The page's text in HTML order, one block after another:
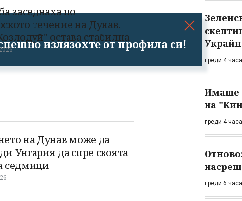
излязохте от профила си!
заседнаха по
течение на Дунав.
остава стабилна
на Дунав може да
Унгария да спре своята
седмици
преди 4 часа
Имаше
на
преди 4 часа
преди 6 часа